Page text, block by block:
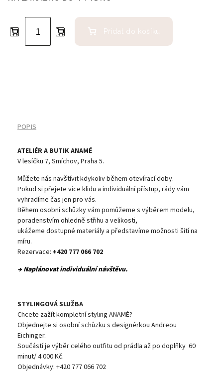
Přidat do košíku
POPIS
ATELIÉR A BUTIK ANAMÉ
V lesíčku 7, Smíchov, Praha 5.
Můžete nás navštívit kdykoliv během otevírací doby.
Pokud si přejete více klidu a individuální přístup, rády vám
vyhradíme čas jen pro vás.
Během osobní schůzky vám pomůžeme s výběrem modelu,
poradenstvím ohledně střihu a velikosti,
ukážeme dostupné materiály a představíme možnosti šití na
míru.
Rezervace: +420 777 066 702
→ Naplánovat individuální návštěvu.
STYLINGOVÁ SLUŽBA
Chcete zažít kompletní styling ANAMÉ?
Objednejte si osobní schůzku s designérkou Andreou
Eichinger.
Součástí je výběr celého outfitu od prádla až po doplňky 60
minut/ 4 000 Kč.
Objednávky: +420 777 066 702